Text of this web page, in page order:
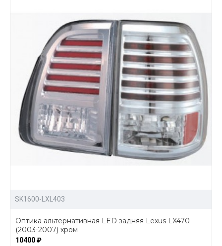
SK1600-LXL403
Оптика альтернативная LED задняя Lexus LX470
(2003-2007) хром
10400 ₽